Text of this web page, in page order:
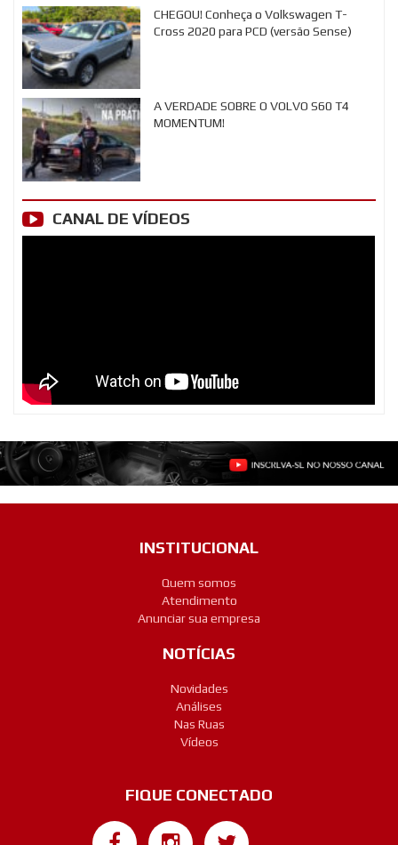
CHEGOU! Conheça o Volkswagen T-
Cross 2020 para PCD (versão Sense)
A VERDADE SOBRE O VOLVO S60 T4
MOMENTUM!
CANAL DE VÍDEOS
INSTITUCIONAL
Quem somos
Atendimento
Anunciar sua empresa
NOTÍCIAS
Novidades
Análises
Nas Ruas
Vídeos
FIQUE CONECTADO